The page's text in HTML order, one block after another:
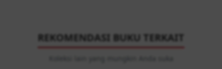
REKOMENDASI BUKU TERKAIT